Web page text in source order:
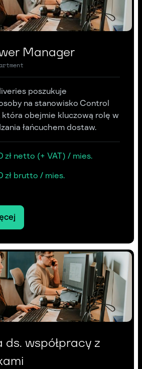
Manager
poszukuje
na stanowisko Control
która obejmie kluczową rolę w
łańcuchem dostaw.
netto (+ VAT) / mies.
zł brutto / mies.
współpracy z